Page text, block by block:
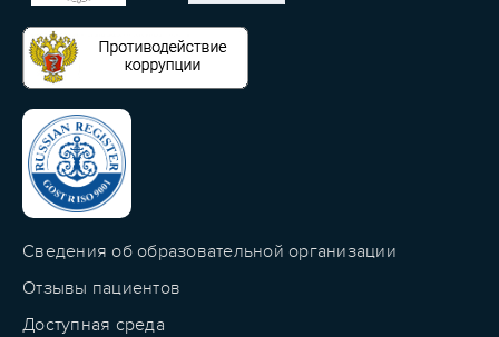
Сведения об образовательной организации
Отзывы пациентов
Доступная среда